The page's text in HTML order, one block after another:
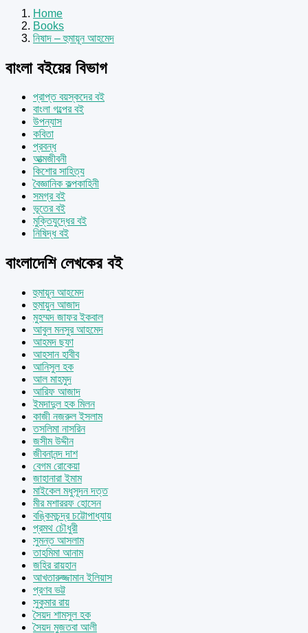
Home
Books
নিষাদ – হুমায়ূন আহমেদ
বাংলা বইয়ের বিভাগ
প্রাপ্ত বয়স্কদের বই
বাংলা গল্পের বই
উপন্যাস
কবিতা
প্রবন্ধ
আত্মজীবনী
কিশোর সাহিত্য
বৈজ্ঞানিক কল্পকাহিনী
সমগ্র বই
ভূতের বই
মুক্তিযুদ্ধের বই
নিষিদ্ধ বই
বাংলাদেশি লেখকের বই
হুমায়ূন আহমেদ
হুমায়ুন আজাদ
মুহম্মদ জাফর ইকবাল
আবুল মনসুর আহমেদ
আহমদ ছফা
আহসান হাবীব
আনিসুল হক
আল মাহমুদ
আরিফ আজাদ
ইমদাদুল হক মিলন
কাজী নজরুল ইসলাম
তসলিমা নাসরিন
জসীম উদ্দীন
জীবনানন্দ দাশ
বেগম রোকেয়া
জাহানারা ইমাম
মাইকেল মধুসূদন দত্ত
মীর মশাররফ হোসেন
বঙ্কিমচন্দ্র চট্টোপাধ্যায়
প্রমথ চৌধুরী
সুমন্ত আসলাম
তাহমিমা আনাম
জহির রায়হান
আখতারুজ্জামান ইলিয়াস
প্রণব ভট্ট
সুকুমার রায়
সৈয়দ শামসুল হক
সৈয়দ মুজতবা আলী